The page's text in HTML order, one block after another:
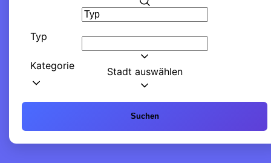
Typ
Kategorie Stadt auswählen
Suchen